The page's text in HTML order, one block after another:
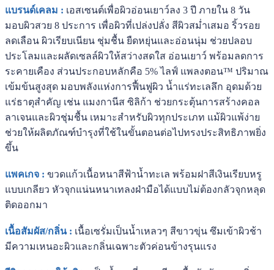
แบรนด์เคลม : เอสเซนต์เพื่อผิวอ่อนเยาว์ลง 3 ปี ภายใน 8 วัน
มอบผิวสวย 8 ประการ เพื่อผิวที่เปล่งปลั่ง สีผิวสม่ำเสมอ ริ้วรอย
ลดเลือน ผิวเรียบเนียน ชุ่มชื้น ยืดหยุ่นและอ่อนนุ่ม ช่วยปลอบ
ประโลมและผลัดเซลล์ผิวให้สว่างสดใส อ่อนเยาว์ พร้อมลดการ
ระคายเคือง ส่วนประกอบหลักคือ 5% ไลฟ์ แพลงตอน™ ปริมาณ
เข้มข้นสูงสุด มอบพลังแห่งการฟื้นฟูผิว น้ำแร่ทะเลลึก อุดมด้วย
แร่ธาตุสำคัญ เช่น แมงกานีส ซิลิก้า ช่วยกระตุ้นการสร้างคอล
ลาเจนและผิวชุ่มชื้น เหมาะสำหรับผิวทุกประเภท แม้ผิวแพ้ง่าย
ช่วยให้ผลิตภัณฑ์บำรุงที่ใช้ในขั้นตอนต่อไปทรงประสิทธิภาพยิ่ง
ขึ้น
แพคเกจ : ขวดแก้วเนื้อหนาสีฟ้าน้ำทะเล พร้อมฝาสีเงินเรียบหรู
แบบเกลียว หัวจุกแน่นหนาเทลงฝ่ามือได้แบบไม่ต้องกลัวจุกหลุด
ติดออกมา
เนื้อสัมผัส/กลิ่น : เนื้อเซรั่มเป็นน้ำเหลวๆ สีขาวขุ่น ซึมเข้าผิวช้า
มีความเหนอะผิวและกลิ่นเฉพาะตัวค่อนข้างรุนแรง